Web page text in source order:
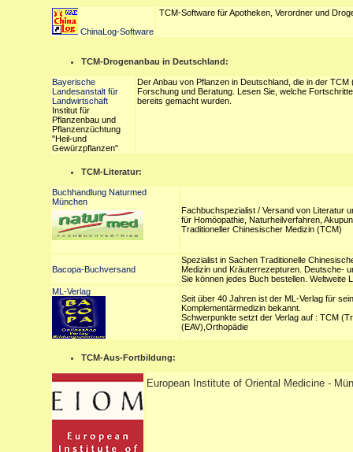
ChinaLog-Software
TCM-Software für Apotheken, Verordner und
TCM-Drogenanbau in Deutschland:
Bayerische
Landesanstalt für
Landwirtschaft
Institut für
Pflanzenbau und
Pflanzenzüchtung
"Heil-und
Gewürzpflanzen"
Der Anbau von Pflanzen in Deutschland, die in der
Forschung und Beratung. Lesen Sie, welche
bereits gemacht wurden.
TCM-Literatur:
Buchhandlung Naturmed
München
Fachbuchspezialist / Versand von Literatur
für Homöopathie, Naturheilverfahren,
Traditioneller Chinesischer Medizin (TCM)
Bacopa-Buchversand
Spezialist in Sachen Traditionelle
Medizin und Kräuterrezepturen. Deutsche-
Sie können jedes Buch bestellen. Weltweite
ML-Verlag
Seit über 40 Jahren ist der ML-Verlag für
Komplementärmedizin bekannt.
Schwerpunkte setzt der Verlag auf : TCM
(EAV),Orthopädie
TCM-Aus-Fortbildung:
European Institute of Oriental Medicine -